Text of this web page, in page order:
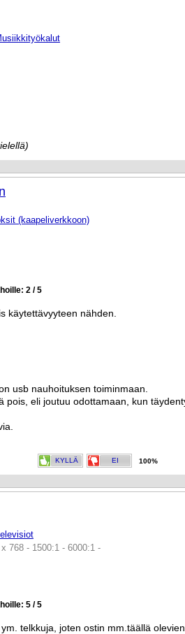
(kaapeliverkkoon)
2 / 5
käytettävyyteen nähden.
usb nauhoituksen toiminmaan.
pois, eli joutuu odottamaan, kun
KYLLÄ EI 100%
768 - 1500:1 - 6000:1 -
5 / 5
telkkuja, joten ostin mm.täällä